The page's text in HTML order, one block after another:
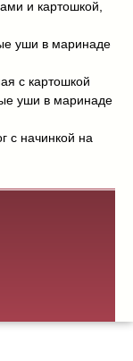
и картошкой,
уши в маринаде
с картошкой
уши в маринаде
с начинкой на